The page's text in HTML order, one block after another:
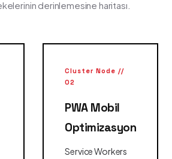
derinlemesine haritası.
Cluster Node //
02
PWA Mobil
Optimizasyon
Service Workers